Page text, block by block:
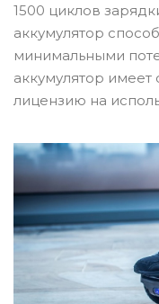
1500 циклов
аккумулятор
минимальными
аккумулятор имеет
лицензию на